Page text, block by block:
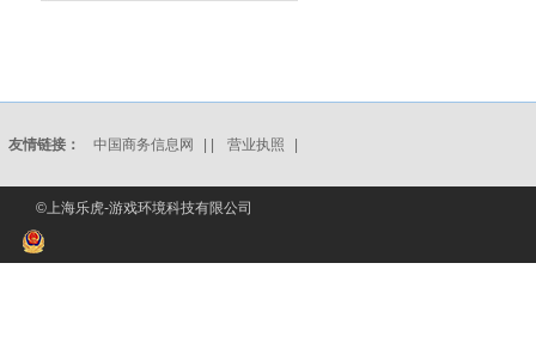
友情链接： 中国商务信息网 营业执照
©上海乐虎-游戏环境科技有限公司